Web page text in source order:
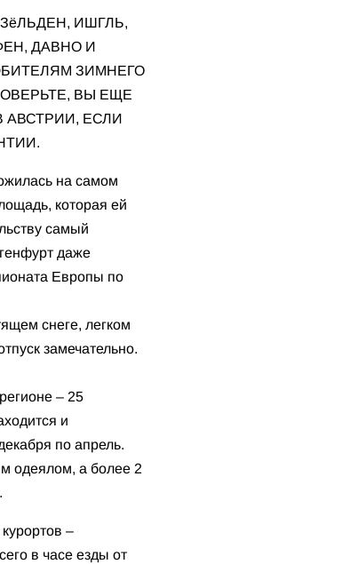
ИШГЛЬ,
ДАВНО И
ЗИМНЕГО
ВЫ ЕЩЕ
АВСТРИИ, ЕСЛИ
на самом
которая ей
самый
даже
Европы по
снеге, легком
замечательно.
– 25
и
по апрель.
одеялом, а более 2
–
в часе езды от